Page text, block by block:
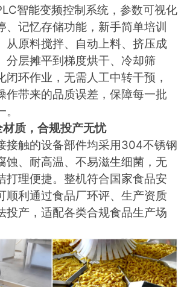
智能变频控制系统，参数可视化
、记忆存储功能，新手简单培训
从原料搅拌、自动上料、挤压成
分层摊平到梯度烘干、冷却筛
闭环作业，无需人工中转干预，
作带来的品质误差，保障每一批
质，合规投产无忧
接触的设备部件均采用304不锈钢
蚀、耐高温、不易滋生细菌，无
打理便捷。整机符合国家食品安
顺利通过食品厂环评、生产资质
投产，适配各类合规食品生产场